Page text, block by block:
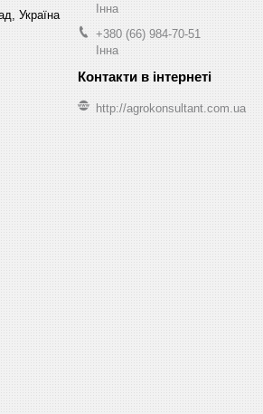
Україна
Інна
+380 (66) 984-70-51
Інна
http://agrokonsultant.com.ua